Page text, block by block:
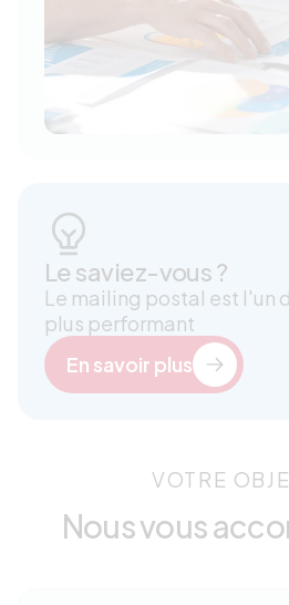
Le saviez-vous ?
Le mailing postal est l'un
plus performant
En savoir plus
VOTRE
Nous vous